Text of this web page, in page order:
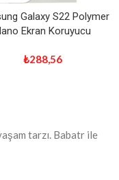
Galaxy S22 Polymer
Ekran Koruyucu
₺288,56
tarzı. Babatr ile